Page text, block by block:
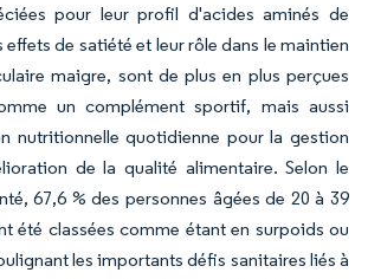
pour leur profil d'acides aminés de
effets de satiété et leur rôle dans le maintien
maigre, sont de plus en plus perçues
un complément sportif, mais aussi
nutritionnelle quotidienne pour la gestion
de la qualité alimentaire. Selon le
67,6 % des personnes âgées de 20 à 39
été classées comme étant en surpoids ou
les importants défis sanitaires liés à